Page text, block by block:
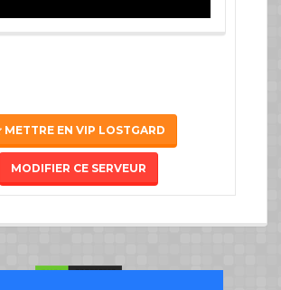
METTRE EN VIP LOSTGARD
MODIFIER CE SERVEUR